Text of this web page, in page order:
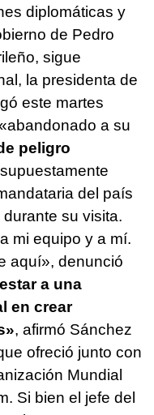
diplomáticas y
de Pedro
sigue
la presidenta de
este martes
a su
peligro
del país
su visita.
mi equipo y a mí.
aquí», denunció
a una
en crear
, afirmó Sánchez
ofreció junto con
Mundial
Si bien el jefe del